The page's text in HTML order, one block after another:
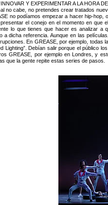
Y EXPERIMENTAR A LA HORA
no cabe, no pretendes crear tratados
no podíamos empezar a hacer hip-
el conejo en el momento en que
lo que tienes que hacer es analizar
a dicha referencia. Aunque en las
En GREASE, por ejemplo,
Lighting”. Debían salir porque el público
GREASE, por ejemplo en Londres, y
que la gente repite estas series de pasos.